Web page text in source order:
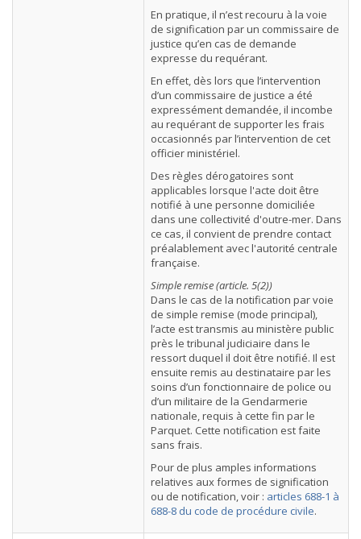
En pratique, il n’est recouru à la voie
de signification par un commissaire de
justice qu’en cas de demande
expresse du requérant.
En effet, dès lors que l’intervention
d’un commissaire de justice a été
expressément demandée, il incombe
au requérant de supporter les frais
occasionnés par l’intervention de cet
officier ministériel.
Des règles dérogatoires sont
applicables lorsque l'acte doit être
notifié à une personne domiciliée
dans une collectivité d'outre-mer. Dans
ce cas, il convient de prendre contact
préalablement avec l'autorité centrale
française.
Simple remise (article. 5(2))
Dans le cas de la notification par voie
de simple remise (mode principal),
l’acte est transmis au ministère public
près le tribunal judiciaire dans le
ressort duquel il doit être notifié. Il est
ensuite remis au destinataire par les
soins d’un fonctionnaire de police ou
d’un militaire de la Gendarmerie
nationale, requis à cette fin par le
Parquet. Cette notification est faite
sans frais.
Pour de plus amples informations
relatives aux formes de signification
ou de notification, voir : articles 688-1 à
688-8 du code de procédure civile.